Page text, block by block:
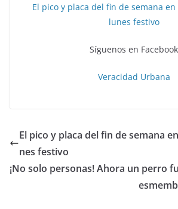
El pico y placa del fin de semana en
lunes festivo
Síguenos en Facebook
Veracidad Urbana
El pico y placa del fin de semana
nes festivo
¡No solo personas! Ahora un perro